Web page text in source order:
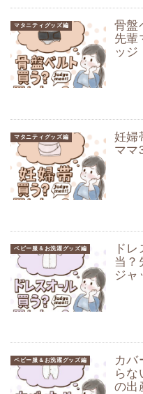
マタニティグッズ編
骨盤
先輩
ッジ
マタニティグッズ編
妊婦
ママ
ベビー服＆お洗濯グッズ編
ド
当？
ジャ
ベビー服＆お洗濯グッズ編
カバ
らな
の出